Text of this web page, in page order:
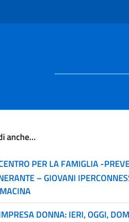
anche…
PER LA FAMIGLIA -
– GIOVANI
DONNA: IERI, OGGI,